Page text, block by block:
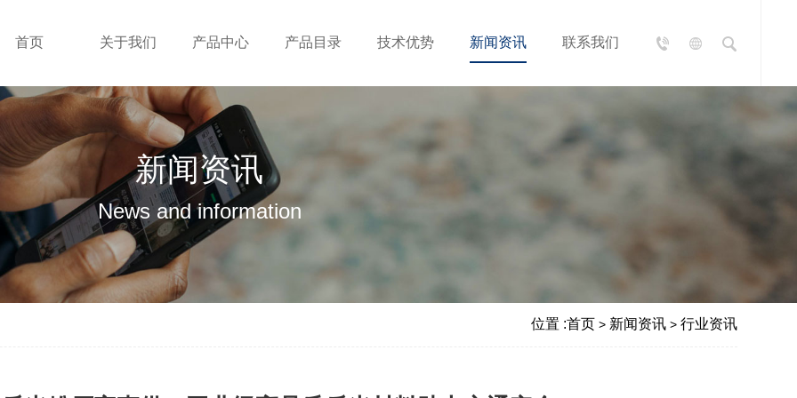
首页 关于我们 产品中心 产品目录 技术优势 新闻资讯 联系我们
新闻资讯
News and information
位置 :首页 > 新闻资讯> 行业资讯